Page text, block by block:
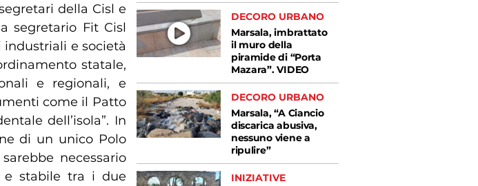
della Cisl e
segretario Fit Cisl
industriali e società
statale,
e regionali, e
come il Patto
dell’isola”. In
di un unico Polo
necessario
e stabile tra i due
DECORO URBANO
Marsala, imbrattato
il muro della
piramide di “Porta
Mazara”. VIDEO
DECORO URBANO
Marsala, “A Ciancio
discarica abusiva,
nessuno viene a
ripulire”
INIZIATIVE